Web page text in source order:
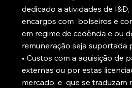
dedicado a atividades de
encargos com bolseiros e
em regime de cedência e ou
remuneração seja suportada
• Custos com a aquisição de
externas ou por estas
mercado, e que se traduzam